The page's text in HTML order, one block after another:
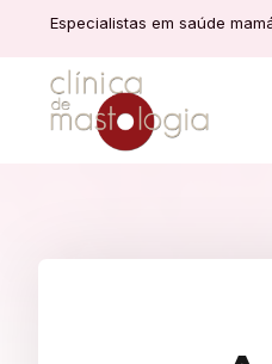
Especialistas em saúde